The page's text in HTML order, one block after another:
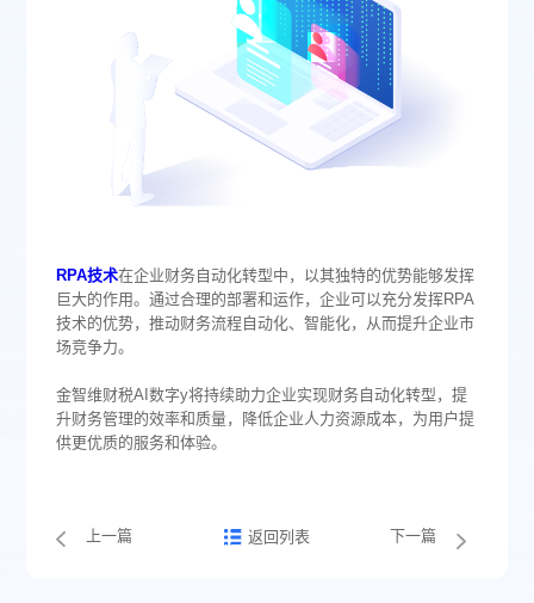
RPA技术在企业财务自动化转型中，以其独特的优势能够发挥
巨大的作用。通过合理的部署和运作，企业可以充分发挥RPA
技术的优势，推动财务流程自动化、智能化，从而提升企业市
场竞争力。
金智维财税AI数字y将持续助力企业实现财务自动化转型，提
升财务管理的效率和质量，降低企业人力资源成本，为用户提
供更优质的服务和体验。
上一篇 返回列表 下一篇